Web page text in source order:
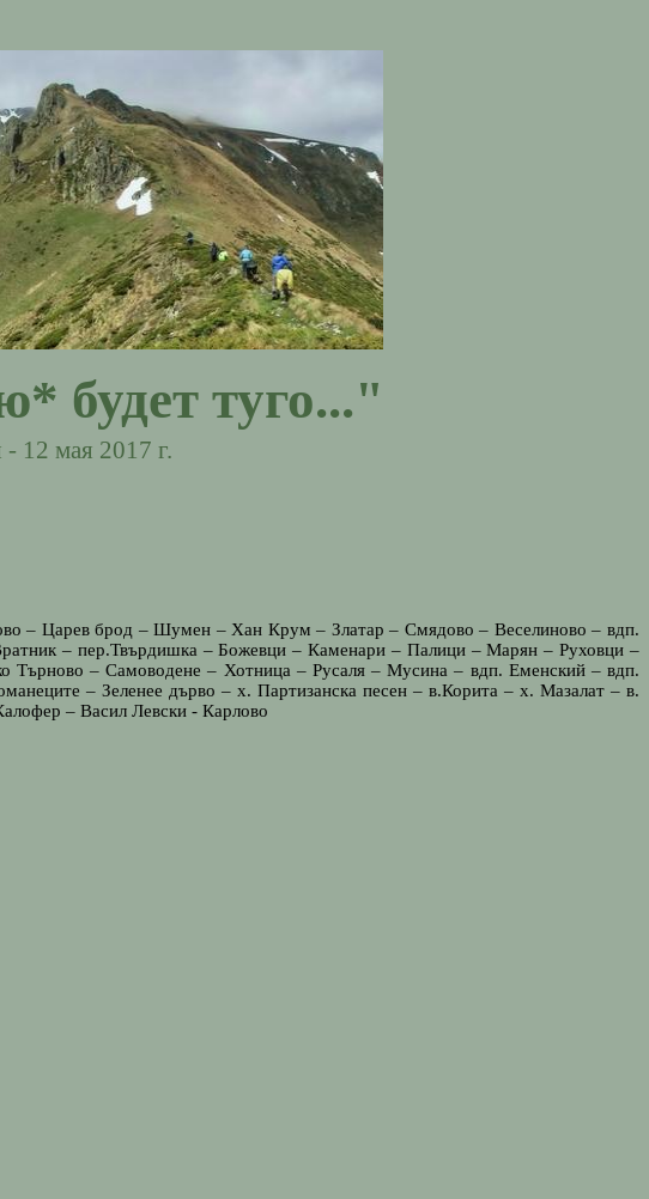
будет туго..."
12 мая 2017 г.
– Царев брод – Шумен – Хан Крум – Златар – Смядово – Веселиново – вдп.
– пер.Твърдишка – Божевци – Каменари – Палици – Марян – Руховци –
Търново – Самоводене – Хотница – Русаля – Мусина – вдп. Еменский – вдп.
– Зеленее дърво – х. Партизанска песен – в.Корита – х. Мазалат – в.
– Васил Левски - Карлово